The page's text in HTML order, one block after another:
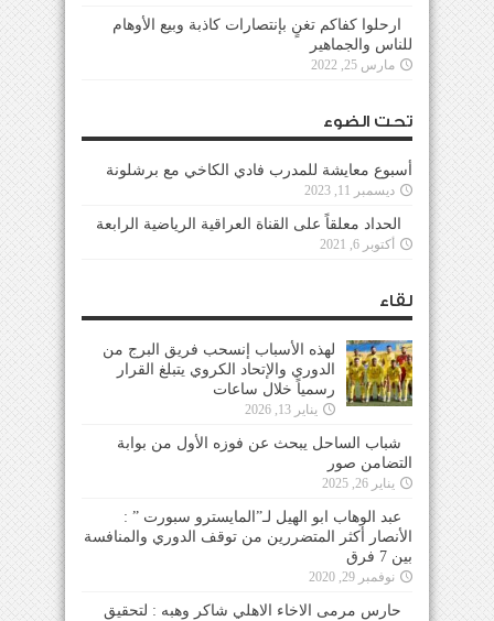
ارحلوا كفاكم تغنٍ بإنتصارات كاذبة وبيع الأوهام
للناس والجماهير
مارس 25, 2022
تحت الضوء
أسبوع معايشة للمدرب فادي الكاخي مع برشلونة
ديسمبر 11, 2023
الحداد معلقاً على القناة العراقية الرياضية الرابعة
أكتوبر 6, 2021
لقاء
لهذه الأسباب إنسحب فريق البرج من
الدوري والإتحاد الكروي يتبلغ القرار
رسمياً خلال ساعات
يناير 13, 2026
شباب الساحل يبحث عن فوزه الأول من بوابة
التضامن صور
يناير 26, 2025
عبد الوهاب ابو الهيل لـ”المايسترو سبورت ” :
الأنصار أكثر المتضررين من توقف الدوري والمنافسة
بين 7 فرق
نوفمبر 29, 2020
حارس مرمى الاخاء الاهلي شاكر وهبه : لتحقيق